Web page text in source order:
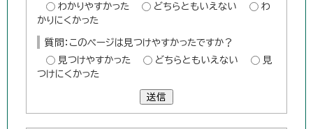
わかりやすかった
どちらともいえない
わ
かりにくかった
質問：このページは見つけやすかったですか？
見つけやすかった
どちらともいえない
見
つけにくかった
送信